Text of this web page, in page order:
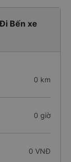
Bến xe
0 km
0 giờ
0 VNĐ